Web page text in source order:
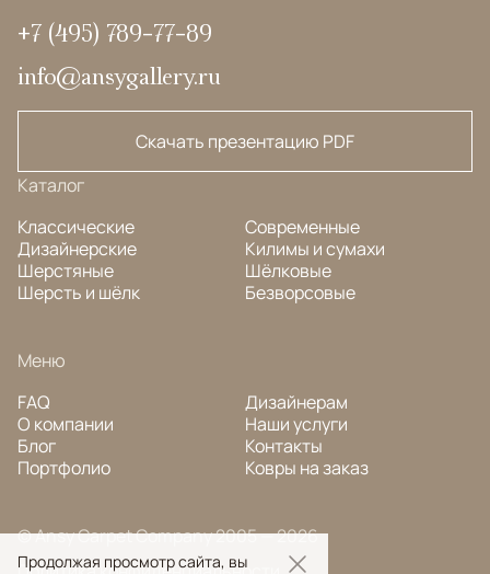
+7 (495) 789-77-89
info@ansygallery.ru
Скачать презентацию PDF
Каталог
Классические
Дизайнерские
Шерстяные
Шерсть и шёлк
Современные
Килимы и сумахи
Шёлковые
Безворсовые
Меню
FAQ
О компании
Блог
Портфолио
Дизайнерам
Наши услуги
Контакты
Ковры на заказ
© Ansy Carpet Company 2005 — 2026
Продолжая просмотр сайта, вы